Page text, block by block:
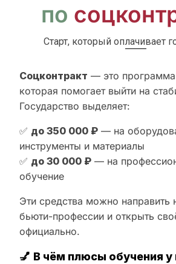
по
Старт, который оплачивает
Соцконтракт — это
которая помогает выйти на
Государство выделяет:
✅ до 350 000 ₽ — на
инструменты и материалы
✅ до 30 000 ₽ — на
обучение
Эти средства можно направить
бьюти-профессии и открыть
официально.
💅 В чём плюсы обучения у